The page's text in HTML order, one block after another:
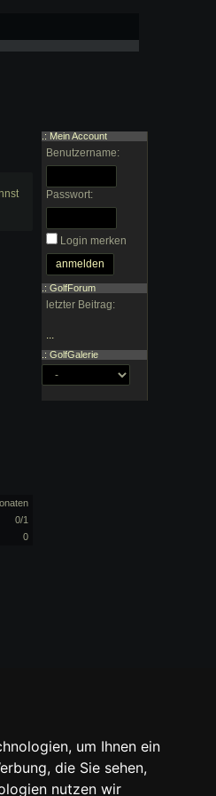
um Ihnen ein
die Sie sehen,
nutzen wir
0/1
0
.: Mein Account
Benutzername:
Passwort:
Login merken
.: GolfForum
letzter Beitrag:
.: GolfGalerie